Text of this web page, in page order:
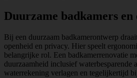
Duurzame badkamers en
Bij een duurzaam badkamerontwerp
openheid en privacy. Hier speelt
belangrijke rol. Een badkamerrenovatie
duurzaamheid inclusief waterbesparende
waterrekening verlagen en tegelijkertijd